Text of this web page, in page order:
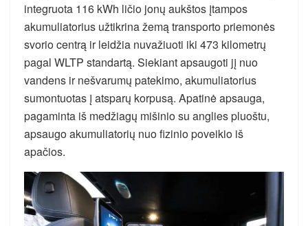
integruota 116 kWh ličio jonų aukštos įtampos
akumuliatorius užtikrina žemą transporto priemonės
svorio centrą ir leidžia nuvažiuoti iki 473 kilometrų
pagal WLTP standartą. Siekiant apsaugoti jį nuo
vandens ir nešvarumų patekimo, akumuliatorius
sumontuotas į atsparų korpusą. Apatinė apsauga,
pagaminta iš medžiagų mišinio su anglies pluoštu,
apsaugo akumuliatorių nuo fizinio poveikio iš
apačios.